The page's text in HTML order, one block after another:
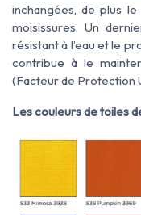
inchangées, de plus
moisissures. Un
résistant à l’eau et le
contribue à le
(Facteur de Protection
Les couleurs de toiles